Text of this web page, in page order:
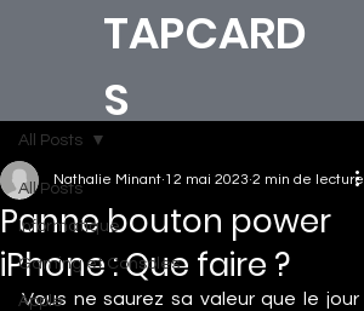
TAPCARD
S
All Posts
Informatique
Gaming et Consoles
Apple
All Posts
Panne bouton power
iPhone : Que faire ?
Nathalie Minant 12 mai 2023 2 min de lecture
Vous ne saurez sa valeur que le jour